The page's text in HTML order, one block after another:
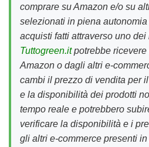
comprare su Amazon e/o su
selezionati in piena
acquisti fatti attraverso uno
Tuttogreen.itpotrebbe ricevere
Amazon o dagli altri e-
cambi il prezzo di vendita per
e la disponibilità dei prodotti
tempo reale e potrebbero
verificare la disponibilità e i
gli altri e-commerce presenti